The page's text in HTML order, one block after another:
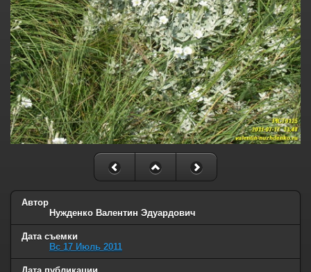
Автор
Нужденко Валентин Эдуардович
Дата съемки
Вс 17 Июль 2011